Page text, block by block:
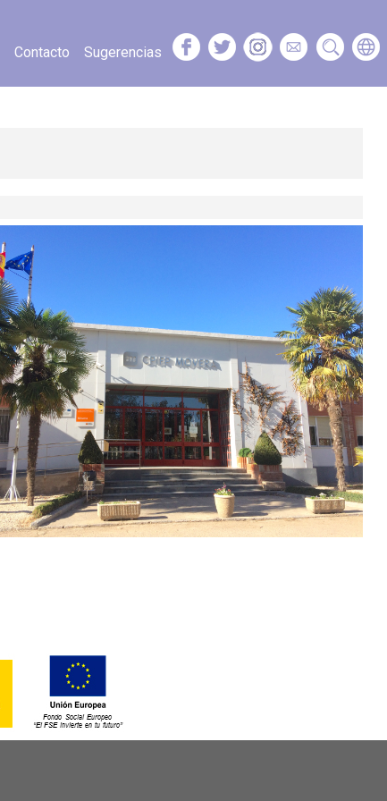
Contacto Sugerencias